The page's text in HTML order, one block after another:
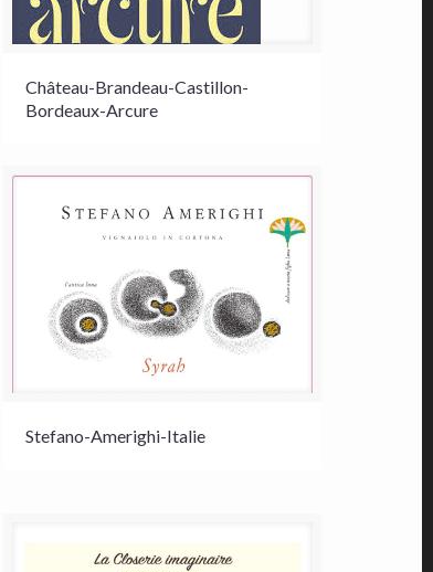
Château-Brandeau-Castillon-
Bordeaux-Arcure
Stefano-Amerighi-Italie